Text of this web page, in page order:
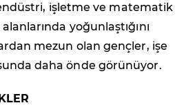
işletme ve matematik
yoğunlaştığını
mezun olan gençler, işe
daha önde görünüyor.